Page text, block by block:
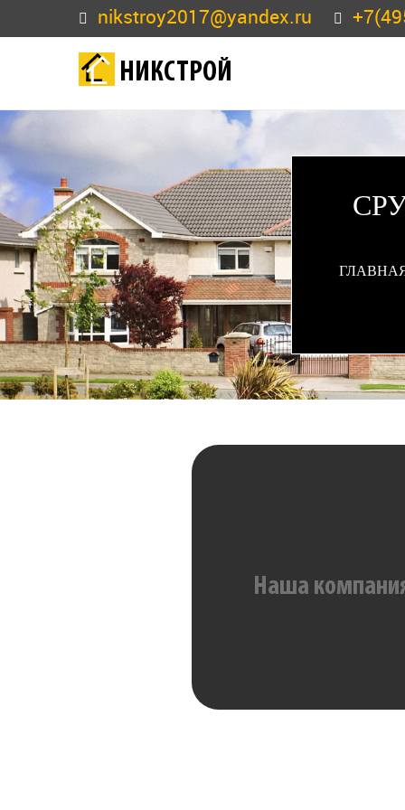
nikstroy2017@yandex.ru
НИКСТРОЙ
Наша